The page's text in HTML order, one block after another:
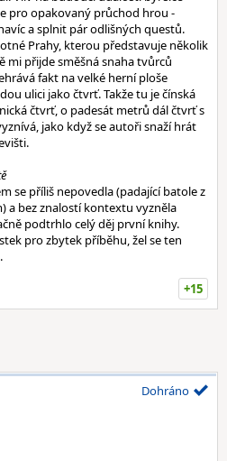
pro opakovaný průchod hrou -
a splnit pár odlišných questů.
Prahy, kterou představuje několik
mi přijde směšná snaha tvůrců
fakt na velké herní ploše
ulici jako čtvrť. Takže tu je čínská
čtvrť, o padesát metrů dál čtvrť s
jako když se autoři snaží hrát
se příliš nepovedla (padající batole z
a bez znalostí kontextu vyzněla
podtrhlo celý děj první knihy.
pro zbytek příběhu, žel se ten
+15
Dohráno